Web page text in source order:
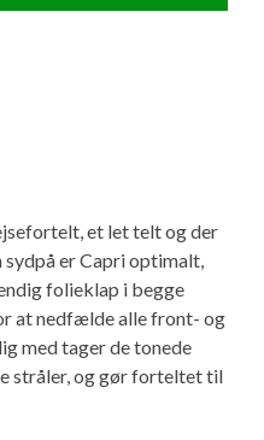
vide
i campingvognen
campingvognen
webshop
et let telt og der
er Capri optimalt,
folieklap i begge
at nedfælde alle front- og
med tager de tonede
stråler, og gør forteltet til